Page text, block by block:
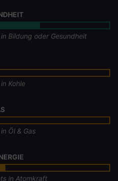
Bildung oder Gesundheit
Kohle
Öl & Gas
in Atomkraft